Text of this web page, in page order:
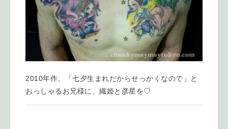
2010年作、「七夕生まれだからせっかくなので」と
おっしゃるお兄様に、織姫と彦星を♡